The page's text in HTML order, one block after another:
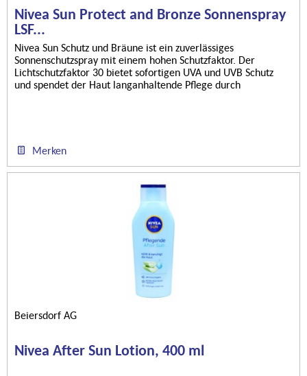
Nivea Sun Protect and Bronze Sonnenspray
LSF...
Nivea Sun Schutz und Bräune ist ein zuverlässiges
Sonnenschutzspray mit einem hohen Schutzfaktor. Der
Lichtschutzfaktor 30 bietet sofortigen UVA und UVB Schutz
und spendet der Haut langanhaltende Pflege durch
Merken
Beiersdorf AG
Nivea After Sun Lotion, 400 ml